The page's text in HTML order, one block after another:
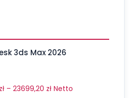
3ds Max 2026
zł – 23699,20 zł Netto